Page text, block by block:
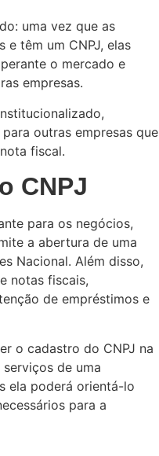
uma vez que as
e têm um CNPJ, elas
o mercado e
empresas.
outras empresas que
fiscal.
CNPJ
para os negócios,
a abertura de uma
Nacional. Além disso,
notas fiscais,
de empréstimos e
o cadastro do CNPJ na
de uma
ela poderá orientá-lo
para a